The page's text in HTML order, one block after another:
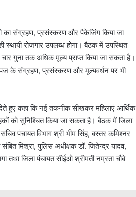
का संग्रहण, प्रसंस्करण और पैकेजिंग किया जा
रोजगार उपलब्ध होगा। बैठक में उपस्थित
गुना तक अधिक मूल्य प्राप्त किया जा सकता है।
के संग्रहण, प्रसंस्करण और मूल्यवर्धन पर भी
हुए कहा कि नई तकनीक सीखकर महिलाएं आर्थिक
को सुनिश्चित किया जा सकता है। बैठक में जिला
पंचायत विभाग श्री भीम सिंह, बस्तर कमिश्नर
मिश्रा, पुलिस अधीक्षक डॉ. जितेन्द्र यादव,
तथा जिला पंचायत सीईओ श्रीमती नम्रता चौबे